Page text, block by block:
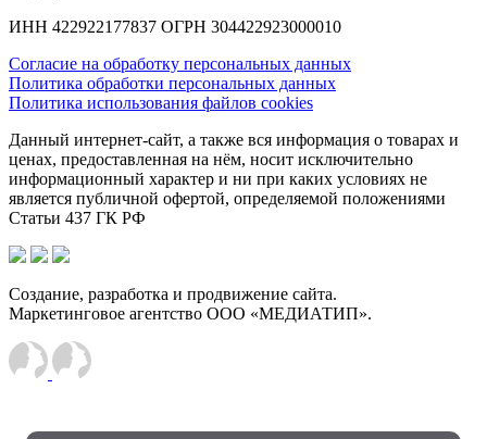
ИНН 422922177837 ОГРН 304422923000010
Согласие на обработку персональных данных
Политика обработки персональных данных
Политика использования файлов cookies
Данный интернет-сайт, а также вся информация о товарах и
ценах, предоставленная на нём, носит исключительно
информационный характер и ни при каких условиях не
является публичной офертой, определяемой положениями
Статьи 437 ГК РФ
Создание, разработка и продвижение сайта.
Маркетинговое агентство ООО «МЕДИАТИП».